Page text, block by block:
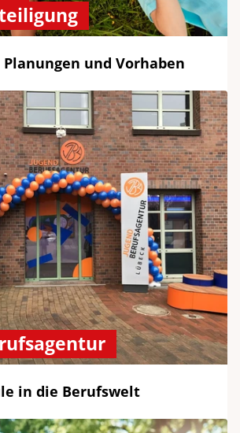
und Vorhaben
in die Berufswelt